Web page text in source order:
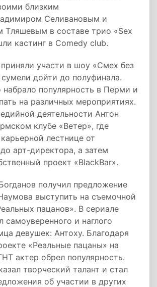
близким
Селивановым и
Тляшевым в составе трио «Sex
кастинг в Comedy club.
участи в шоу «Смех без
сумели дойти до полуфинала.
популярность в Перми и
на различных мероприятиях.
деятельности Антон
клубе «Ветер», где
лестнице от
арт-директора, а затем
проект «BlackBar».
получил предложение
выступить на съемочной
пацанов». В сериале
самоуверенного и наглого
девушек: Антоху. Благодаря
«Реальные пацаны» на
актер обрел популярность.
творческий талант и стал
об участии в других